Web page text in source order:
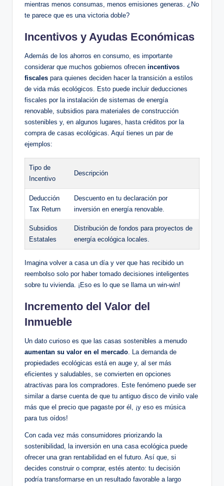
mientras menos consumas, menos emisiones generas. ¿No
te parece que es una victoria doble?
Incentivos y Ayudas Económicas
Además de los ahorros en consumo, es importante
considerar que muchos gobiernos ofrecen incentivos
fiscales para quienes deciden hacer la transición a estilos
de vida más ecológicos. Esto puede incluir deducciones
fiscales por la instalación de sistemas de energía
renovable, subsidios para materiales de construcción
sostenibles y, en algunos lugares, hasta créditos por la
compra de casas ecológicas. Aquí tienes un par de
ejemplos:
Tipo de
Incentivo
Descripción
Deducción
Tax Return
Descuento en tu declaración por
inversión en energía renovable.
Subsidios
Estatales
Distribución de fondos para proyectos de
energía ecológica locales.
Imagina volver a casa un día y ver que has recibido un
reembolso solo por haber tomado decisiones inteligentes
sobre tu vivienda. ¡Eso es lo que se llama un win-win!
Incremento del Valor del
Inmueble
Un dato curioso es que las casas sostenibles a menudo
aumentan su valor en el mercado. La demanda de
propiedades ecológicas está en auge y, al ser más
eficientes y saludables, se convierten en opciones
atractivas para los compradores. Este fenómeno puede ser
similar a darse cuenta de que tu antiguo disco de vinilo vale
más que el precio que pagaste por él, ¡y eso es música
para tus oídos!
Con cada vez más consumidores priorizando la
sostenibilidad, la inversión en una casa ecológica puede
ofrecer una gran rentabilidad en el futuro. Así que, si
decides construir o comprar, estés atento: tu decisión
podría transformarse en un resultado favorable a largo